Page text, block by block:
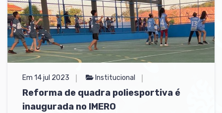
Em 14 jul 2023 Institucional
Reforma de quadra poliesportiva é
inaugurada no IMERO